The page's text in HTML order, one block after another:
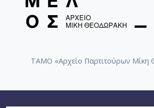
ΤΑΜΟ «Αρχείο Παρτιτούρων Μίκη